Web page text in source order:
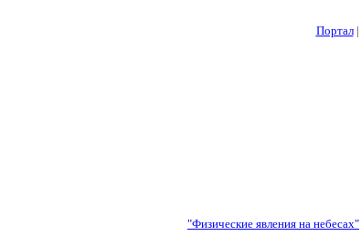
Портал|
"Физические явления на небесах"